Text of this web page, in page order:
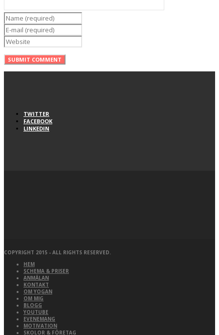
TWITTER
FACEBOOK
LINKEDIN
COPYRIGHT 2015 - ALL RIGHTS RESERVED.
HEM
SCHEMA & PRISER
ANMÄLAN
KONTAKT
OM YOGAN
OM MIG
BLOGG
YOUTUBE
EVENEMANG
MOTIVATION
SKOLOR & FÖRETAG